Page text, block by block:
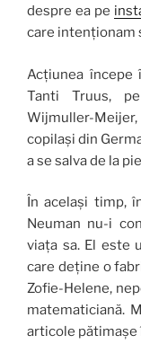
despre ea pe
care intenționam
Acțiunea începe
Tanti Truus,
Wijmuller-Meijer,
copilași din
a se salva de la
În același timp,
Neuman nu-i
viața sa. El este
care deține o
Zofie-Helene,
matematiciană.
articole